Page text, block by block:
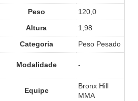
Peso
120,0
Altura
1,98
Categoria
Peso Pesado
Modalidade -
Equipe
Bronx Hill
MMA